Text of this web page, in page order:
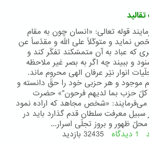
قوله تعالی: «انسان چون به مقام
نمايد و متوکّلاً علی الله و مقدّساً عن
که عباد به آن متمسّکند تفکّر کند و
و ببيند چه اگر به بصر غير ملاحظه
انوار نيّر عرفان الهی محروم ماند.
موجود و هر حزبی خود را حقّ دانسته و
کلّ حزب بما لديهم فرحون"» حضرت
می‌فرمایند: «شخص مجاهد که اراده نمود
معرفت سلطان قدم گذارد بايد در
ظهور و بروز تجلّی اسرار...
درباره
1 دیدگاه 32435 بازدید